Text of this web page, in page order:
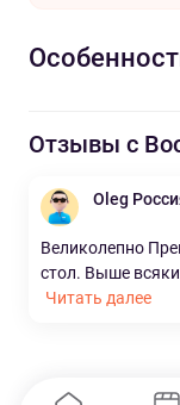
Отзывы с
Oleg
Великолепно
стол. Выше
Читать далее